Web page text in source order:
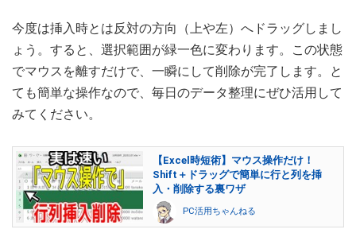
今度は挿入時とは反対の方向（上や左）へドラッグしまし
ょう。すると、選択範囲が緑一色に変わります。この状態
でマウスを離すだけで、一瞬にして削除が完了します。と
ても簡単な操作なので、毎日のデータ整理にぜひ活用して
みてください。
【Excel時短術】マウス操作だけ！
Shift＋ドラッグで簡単に行と列を挿
入・削除する裏ワザ
PC活用ちゃんねる